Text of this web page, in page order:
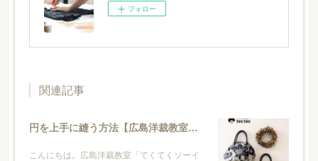
フォロー
関連記事
円を上手に縫う方法【広島洋裁教室・てくてくソーイング】
こんにちは。広島洋裁教室「てくてくソーイ